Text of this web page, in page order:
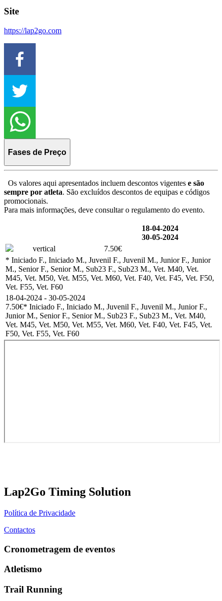
Site
https://lap2go.com
Fases de Preço
Os valores aqui apresentados incluem descontos vigentes e são
sempre por atleta. São excluídos descontos de equipas e códigos
promocionais.
Para mais informações, deve consultar o regulamento do evento.
18-04-2024
30-05-2024
vertical
7.50€
* Iniciado F., Iniciado M., Juvenil F., Juvenil M., Junior F., Junior
M., Senior F., Senior M., Sub23 F., Sub23 M., Vet. M40, Vet.
M45, Vet. M50, Vet. M55, Vet. M60, Vet. F40, Vet. F45, Vet. F50,
Vet. F55, Vet. F60
18-04-2024 - 30-05-2024
7.50€* Iniciado F., Iniciado M., Juvenil F., Juvenil M., Junior F.,
Junior M., Senior F., Senior M., Sub23 F., Sub23 M., Vet. M40,
Vet. M45, Vet. M50, Vet. M55, Vet. M60, Vet. F40, Vet. F45, Vet.
F50, Vet. F55, Vet. F60
Lap2Go Timing Solution
Política de Privacidade
Contactos
Cronometragem de eventos
Atletismo
Trail Running